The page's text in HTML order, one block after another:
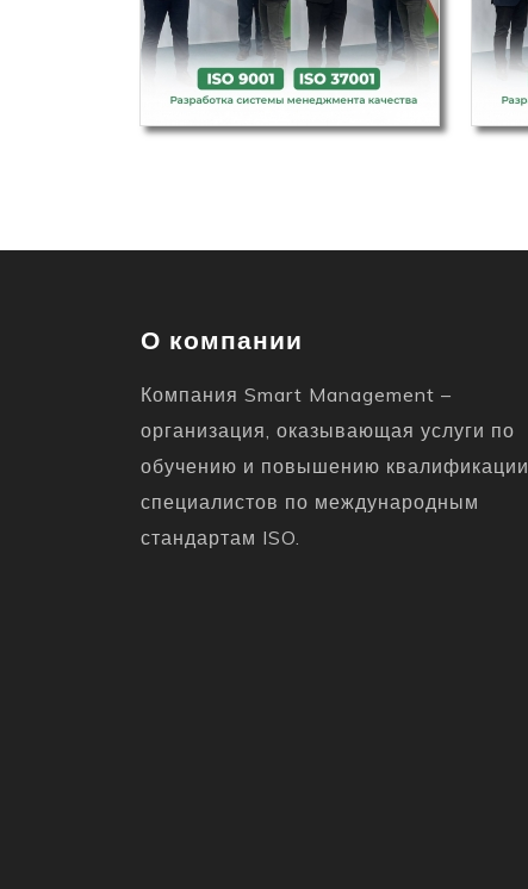
О компании
Компания Smart Management –
организация, оказывающая услуги по
обучению и повышению квалификации
специалистов по международным
стандартам ISO.